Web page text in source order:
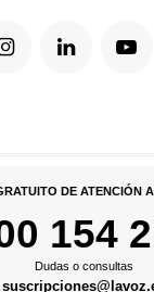
DE ATENCIÓN
154
Dudas o consultas